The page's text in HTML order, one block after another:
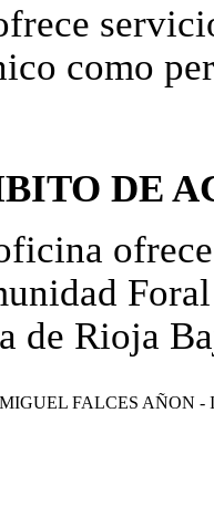
como
DE
de Rioja
FALCES AÑON -